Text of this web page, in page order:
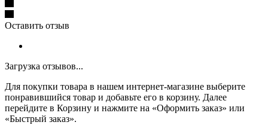
Оставить отзыв
Загрузка отзывов...
Для покупки товара в нашем интернет-магазине выберите
понравившийся товар и добавьте его в корзину. Далее
перейдите в Корзину и нажмите на «Оформить заказ» или
«Быстрый заказ».